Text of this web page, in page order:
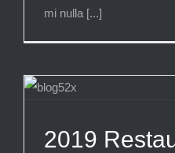
mi nulla [...]
2019